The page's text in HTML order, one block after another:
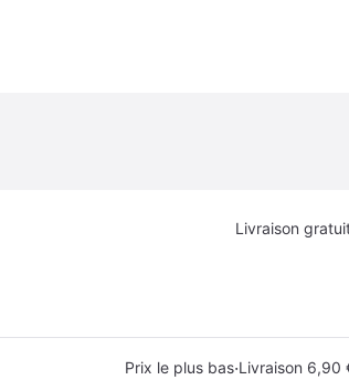
Livraison
Prix le plus bas·Livraison 6,90